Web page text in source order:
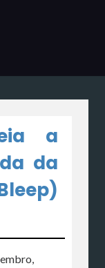
a
da